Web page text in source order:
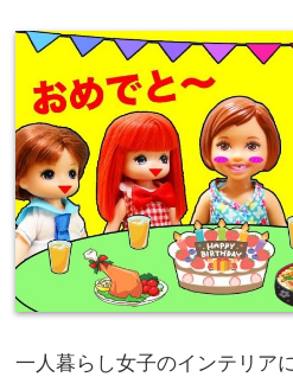
一人暮らし女子のインテリア